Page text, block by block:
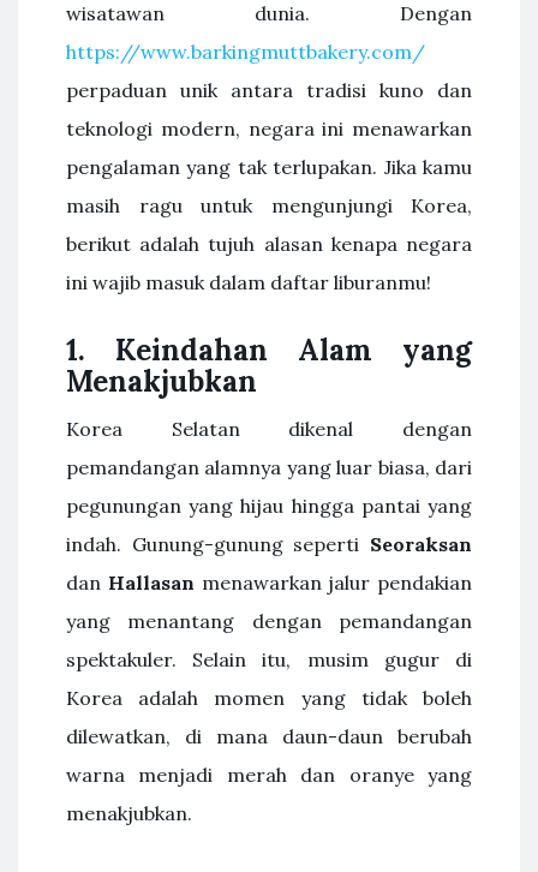
wisatawan dunia. Dengan
https://www.barkingmuttbakery.com/
perpaduan unik antara tradisi kuno dan
teknologi modern, negara ini menawarkan
pengalaman yang tak terlupakan. Jika kamu
masih ragu untuk mengunjungi Korea,
berikut adalah tujuh alasan kenapa negara
ini wajib masuk dalam daftar liburanmu!
1. Keindahan Alam yang
Menakjubkan
Korea Selatan dikenal dengan
pemandangan alamnya yang luar biasa, dari
pegunungan yang hijau hingga pantai yang
indah. Gunung-gunung seperti Seoraksan
dan Hallasan menawarkan jalur pendakian
yang menantang dengan pemandangan
spektakuler. Selain itu, musim gugur di
Korea adalah momen yang tidak boleh
dilewatkan, di mana daun-daun berubah
warna menjadi merah dan oranye yang
menakjubkan.